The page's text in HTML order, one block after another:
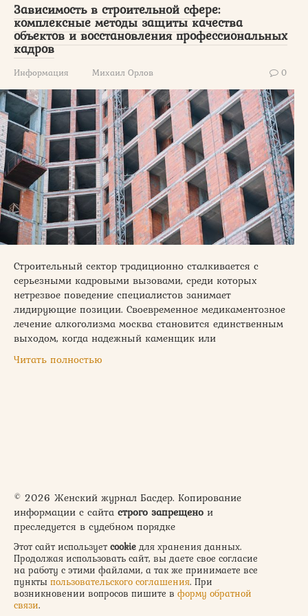
Зависимость в строительной сфере:
комплексные методы защиты качества
объектов и восстановления профессиональных
кадров
Информация Михаил Орлов 0
Строительный сектор традиционно сталкивается с
серьезными кадровыми вызовами, среди которых
нетрезвое поведение специалистов занимает
лидирующие позиции. Своевременное медикаментозное
лечение алкоголизма москва становится единственным
выходом, когда надежный каменщик или
Читать полностью
© 2026 Женский журнал Басдер. Копирование
информации с сайта строго запрещено и
преследуется в судебном порядке
Этот сайт использует cookie для хранения данных.
Продолжая использовать сайт, вы даете свое согласие
на работу с этими файлами, а так же принимаете все
пункты пользовательского соглашения. При
возникновении вопросов пишите в форму обратной
связи.